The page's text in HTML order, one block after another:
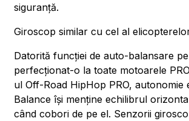
siguranță.
Giroscop similar cu cel al
Datorită funcției de auto-balansare
perfecționat-o la toate motoarele
ul Off-Road HipHop PRO, autonomie
Balance își menține echilibrul
când cobori de pe el. Senzorii